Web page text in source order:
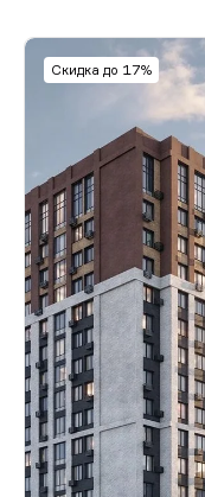
Скидка до 17%